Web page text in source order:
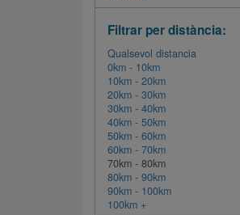
Filtrar per distància:
Qualsevol distancia
0km - 10km
10km - 20km
20km - 30km
30km - 40km
40km - 50km
50km - 60km
60km - 70km
70km - 80km
80km - 90km
90km - 100km
100km +